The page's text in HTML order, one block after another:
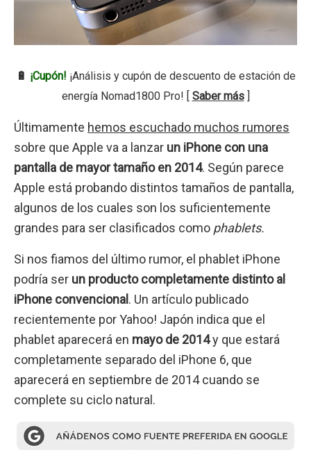
🔋 ¡Cupón! ¡Análisis y cupón de descuento de estación de
energía Nomad1800 Pro! [ Saber más]
Últimamente hemos escuchado muchos rumores
sobre que Apple va a lanzar un iPhone con una
pantalla de mayor tamaño en 2014. Según parece
Apple está probando distintos tamaños de pantalla,
algunos de los cuales son los suficientemente
grandes para ser clasificados como phablets.
Si nos fiamos del último rumor, el phablet iPhone
podría ser un producto completamente distinto al
iPhone convencional . Un artículo publicado
recientemente por Yahoo! Japón indica que el
phablet aparecerá en mayo de 2014y que estará
completamente separado del iPhone 6, que
aparecerá en septiembre de 2014 cuando se
complete su ciclo natural.